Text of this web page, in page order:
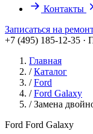
Контакты
Записаться на
+7 (495) 185-12-35 ·
Главная
/ Каталог
/ Ford
/ Ford Galaxy
/ Замена
Ford Ford Galaxy